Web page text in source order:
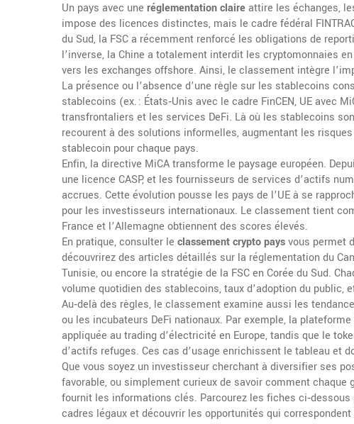
Un pays avec une réglementation claireattire les échanges,
impose des licences distinctes, mais le cadre fédéral
du Sud, la FSC a récemment renforcé les obligations de
l’inverse, la Chine a totalement interdit les cryptomonnaies
vers les exchanges offshore. Ainsi, le classement intègre
La présence ou l’absence d’une règle sur les stablecoins
stablecoins (ex. : États‑Unis avec le cadre FinCEN, UE avec
transfrontaliers et les services DeFi. Là où les stablecoins
recourent à des solutions informelles, augmentant les
stablecoin pour chaque pays.
Enfin, la directive MiCAtransforme le paysage européen.
une licence CASP, et les fournisseurs de services d’actifs
accrues. Cette évolution pousse les pays de l’UE à se
pour les investisseurs internationaux. Le classement tient
France et l’Allemagne obtiennent des scores élevés.
En pratique, consulter le classement crypto paysvous permet
découvrirez des articles détaillés sur la réglementation du
Tunisie, ou encore la stratégie de la FSC en Corée du Sud.
volume quotidien des stablecoins, taux d’adoption du public,
Au‑delà des règles, le classement examine aussi les
ou les incubateurs DeFi nationaux. Par exemple, la
appliquée au trading d’électricité en Europe, tandis que le
d’actifs refuges. Ces cas d’usage enrichissent le tableau et
Que vous soyez un investisseur cherchant à diversifier ses
favorable, ou simplement curieux de savoir comment chaque
fournit les informations clés. Parcourez les fiches
cadres légaux et découvrir les opportunités qui